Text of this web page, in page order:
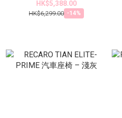
HK$5,388.00
HK$6,299.00 -14%